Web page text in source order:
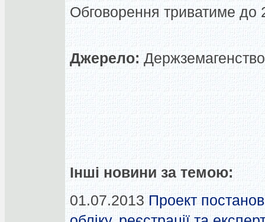
Обговорення триватиме до
Джерело:
Інші новини за темою:
01.07.2013 Проект